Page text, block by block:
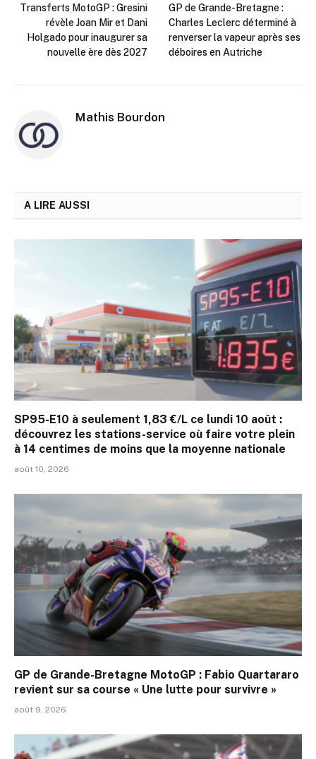
Transferts MotoGP : Gresini
révèle Joan Mir et Dani
Holgado pour inaugurer sa
nouvelle ère dès 2027
GP de Grande-Bretagne :
Charles Leclerc déterminé à
renverser la vapeur après ses
déboires en Autriche
Mathis Bourdon
A LIRE AUSSI
SP95-E10 à seulement 1,83 €/L ce lundi 10 août :
découvrez les stations-service où faire votre plein
à 14 centimes de moins que la moyenne nationale
août 10, 2026
GP de Grande-Bretagne MotoGP : Fabio Quartararo
revient sur sa course « Une lutte pour survivre »
août 9, 2026